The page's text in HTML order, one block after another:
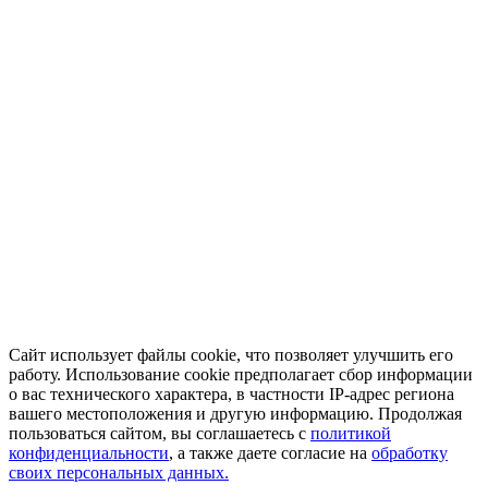
Сайт использует файлы cookie, что позволяет улучшить его
работу. Использование cookie предполагает сбор информации
о вас технического характера, в частности IP-адрес региона
вашего местоположения и другую информацию. Продолжая
пользоваться сайтом, вы соглашаетесь с политикой
конфиденциальности, а также даете согласие на обработку
своих персональных данных.